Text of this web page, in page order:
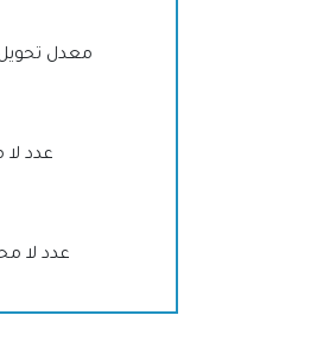
معدل تحويل
عدد
عدد لا